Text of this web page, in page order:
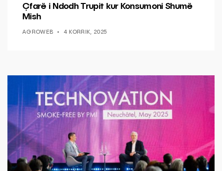
Çfarë i Ndodh Trupit kur Konsumoni Shumë
Mish
AGROWEB 4 KORRIK, 2025